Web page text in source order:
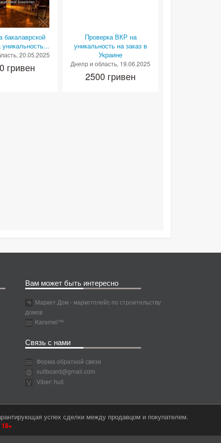
бакалаврской
, 20.05.2025
гривен
​Проверка ВКР на
уникальность на заказ в
Украине
Днепр и область, 19.06.2025
2500 гривен
Вам может быть интересно
Маркет Дом - маркетплейс по строительству
домов
Karamel™
Связь с нами
Форма обратной связи
xullboard@gmail.com
Viber: hull
успех сделки между продавцом и покупателем.
18+